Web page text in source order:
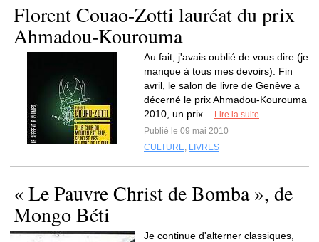
Florent Couao-Zotti lauréat du prix
Ahmadou-Kourouma
Au fait, j'avais oublié de vous dire (je
manque à tous mes devoirs). Fin
avril, le salon de livre de Genève a
décerné le prix Ahmadou-Kourouma
2010, un prix...
Lire la suite
Publié le 09 mai 2010
CULTURE, LIVRES
« Le Pauvre Christ de Bomba », de
Mongo Béti
Je continue d'alterner classiques,